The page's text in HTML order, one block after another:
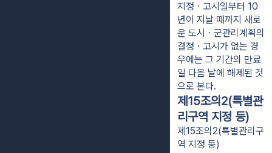
지정ㆍ고시일부터 10
년이 지날 때까지 새로
운 도시ㆍ군관리계획의
결정ㆍ고시가 없는 경
우에는 그 기간의 만료
일 다음 날에 해제된 것
으로 본다.
제15조의2(특별관
리구역 지정 등)
제15조의2(특별관리구
역 지정 등)